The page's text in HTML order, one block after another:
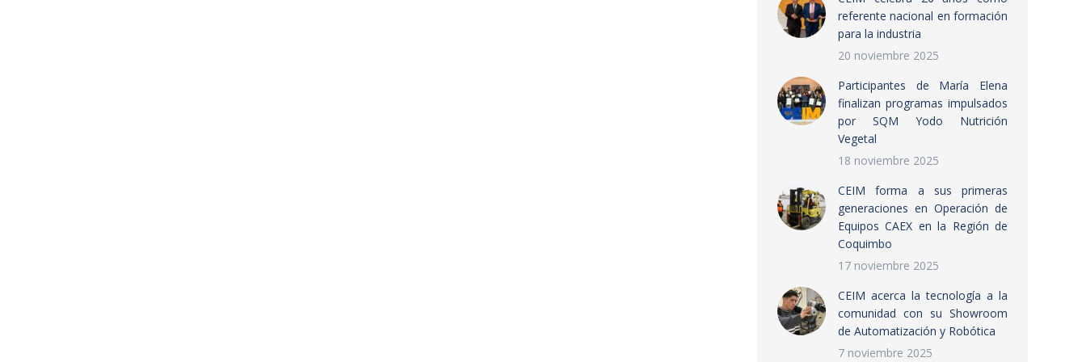
referente nacional en formación
para la industria
20 noviembre 2025
Participantes de María Elena
finalizan programas impulsados
por SQM Yodo Nutrición
Vegetal
18 noviembre 2025
CEIM forma a sus primeras
generaciones en Operación de
Equipos CAEX en la Región de
Coquimbo
17 noviembre 2025
CEIM acerca la tecnología a la
comunidad con su Showroom
de Automatización y Robótica
7 noviembre 2025